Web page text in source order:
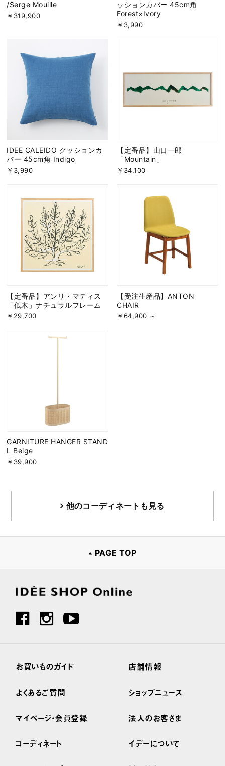
/Serge Mouille
￥319,900
ッションカバー 45cm角
Forest×Ivory
￥3,990
IDEE CALEIDO クッションカ
バー 45cm角 Indigo
￥3,990
【定番品】山口一郎
「Mountain」
￥34,100
【定番品】アンリ・マティス
「低木」ナチュラルフレーム
￥29,700
【受注生産品】ANTON
CHAIR
￥64,900 ～
GARNITURE HANGER STAND
L Beige
￥39,900
他のコーディネートも見る
PAGE TOP
お買いものガイド
よくあるご質問
マイページ・会員登録
コーディネート
店舗情報
ショップニュース
法人のお客さま
イデーについて